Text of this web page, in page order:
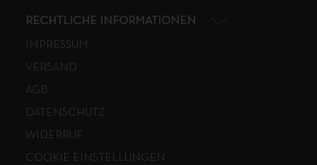
RECHTLICHE INFORMATIONEN
IMPRESSUM
VERSAND
AGB
DATENSCHUTZ
WIDERRUF
COOKIE EINSTELLUNGEN